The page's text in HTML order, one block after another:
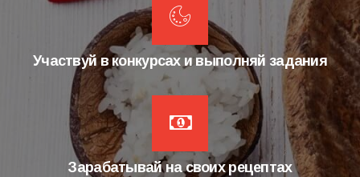
Участвуй в конкурсах и выполняй задания
Зарабатывай на своих рецептах